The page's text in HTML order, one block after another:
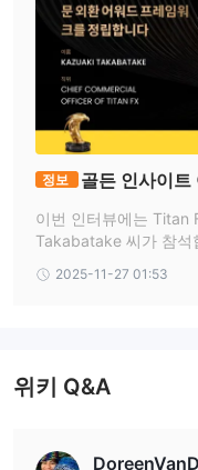
정보
골든 인사이
이번 인터뷰에는 Titan
Takabatake 씨가 참석
거둔 업계의 베테랑입니
2025-11-27 01:53
위키 Q&A